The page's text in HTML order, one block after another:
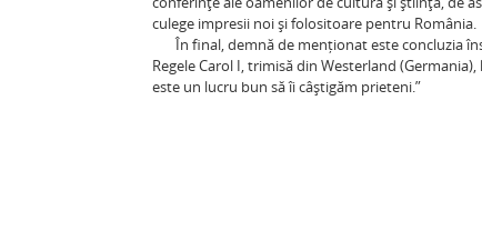
culege impresii noi şi folositoare pentru România.
În final, demnă de menționat este concluzia
Regele Carol I, trimisă din Westerland
este un lucru bun să îi câştigăm prieteni.”